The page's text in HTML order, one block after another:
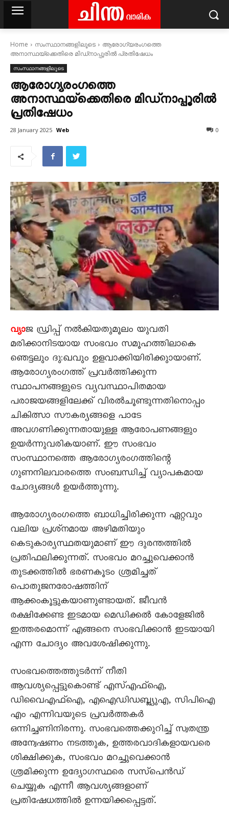
Home സംസ്ഥാനങ്ങളിലൂടെ
ആരോഗ്യരംഗത്തെ
അനാസ്ഥയ്‌ക്കെതിരെ മിഡ്‌നാപ്പൂരിൽ പ്രതിഷേധം
സംസ്ഥാനങ്ങളിലൂടെ
ആരോഗ്യരംഗത്തെ
അനാസ്ഥയ്‌ക്കെതിരെ മിഡ്‌നാപ്പൂരിൽ
പ്രതിഷേധം
28 January 2025 Web 0
വ്യാജ ഡ്രിപ്പ്‌ നൽകിയതുമൂലം യുവതി
മരിക്കാനിടയായ സംഭവം സമൂഹത്തിലാകെ
ഞെട്ടലും ദുഃഖവും ഉളവാക്കിയിരിക്കുായാണ്‌.
ആരോഗ്യരംഗത്ത്‌ പ്രവർത്തിക്കുന്ന
സ്ഥാപനങ്ങളുടെ വ്യവസ്ഥാപിതമായ
പരാജയങ്ങളിലേക്ക്‌ വിരൽചൂണ്ടുന്നതിനൊപ്പം
ചികിത്സാ സൗകര്യങ്ങളെ പാടേ
അവഗണിക്കുന്നതായുള്ള ആരോപണങ്ങളും
ഉയർന്നുവരികയാണ്‌. ഈ സംഭവം
സംസ്ഥാനത്തെ ആരോഗ്യരംഗത്തിന്റെ
ഗുണനിലവാരത്തെ സംബന്ധിച്ച്‌ വ്യാപകമായ
ചോദ്യങ്ങൾ ഉയർത്തുന്നു.
ആരോഗ്യരംഗത്തെ ബാധിച്ചിരിക്കുന്ന ഏറ്റവും
വലിയ പ്രശ്‌നമായ അഴിമതിയും
കെടുകാര്യസ്ഥതയുമാണ്‌ ഈ ദുരന്തത്തിൽ
പ്രതിഫലിക്കുന്നത്‌. സംഭവം മറച്ചുവെക്കാൻ
തുടക്കത്തിൽ ഭരണകൂടം ശ്രമിച്ചത്‌
പൊതുജനരോഷത്തിന്‌
ആക്കംകൂട്ടുകയാണുണ്ടായത്‌. ജീവൻ
രക്ഷിക്കേണ്ട ഇടമായ മെഡിക്കൽ കോളേജിൽ
ഇത്തരമൊന്ന്‌ എങ്ങനെ സംഭവിക്കാൻ ഇടയായി
എന്ന ചോദ്യം അവശേഷിക്കുന്നു.
സംഭവത്തെത്തുടർന്ന്‌ നീതി
ആവശ്യപ്പെട്ടുകൊണ്ട്‌ എസ്‌എഫ്‌ഐ,
ഡിവൈഎഫ്‌ഐ, എഐഡിഡബ്ല്യുഎ, സിപിഐ
എം എന്നിവയുടെ പ്രവർത്തകർ
ഒന്നിച്ചണിനിരന്നു. സംഭവത്തെക്കുറിച്ച്‌ സ്വതന്ത്ര
അന്വേഷണം നടത്തുക, ഉത്തരവാദികളായവരെ
ശിക്ഷിക്കുക, സംഭവം മറച്ചുവെക്കാൻ
ശ്രമിക്കുന്ന ഉദ്യോഗസ്ഥരെ സസ്‌പെൻഡ്‌
ചെയ്യുക എന്നീ ആവശ്യങ്ങളാണ്‌
പ്രതിഷേധത്തിൽ ഉന്നയിക്കപ്പെട്ടത്‌.